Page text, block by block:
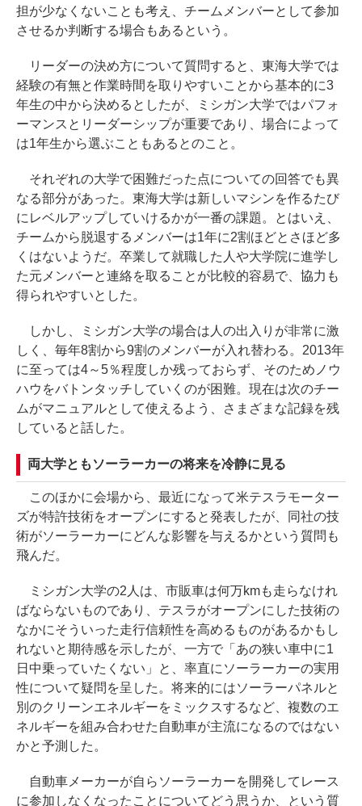
担が少なくないことも考え、チームメンバーとして参加
させるか判断する場合もあるという。
リーダーの決め方について質問すると、東海大学では
経験の有無と作業時間を取りやすいことから基本的に3
年生の中から決めるとしたが、ミシガン大学ではパフォ
ーマンスとリーダーシップが重要であり、場合によって
は1年生から選ぶこともあるとのこと。
それぞれの大学で困難だった点についての回答でも異
なる部分があった。東海大学は新しいマシンを作るたび
にレベルアップしていけるかが一番の課題。とはいえ、
チームから脱退するメンバーは1年に2割ほどとさほど多
くはないようだ。卒業して就職した人や大学院に進学し
た元メンバーと連絡を取ることが比較的容易で、協力も
得られやすいとした。
しかし、ミシガン大学の場合は人の出入りが非常に激
しく、毎年8割から9割のメンバーが入れ替わる。2013年
に至っては4～5％程度しか残っておらず、そのためノウ
ハウをバトンタッチしていくのが困難。現在は次のチー
ムがマニュアルとして使えるよう、さまざまな記録を残
していると話した。
両大学ともソーラーカーの将来を冷静に見る
このほかに会場から、最近になって米テスラモーター
ズが特許技術をオープンにすると発表したが、同社の技
術がソーラーカーにどんな影響を与えるかという質問も
飛んだ。
ミシガン大学の2人は、市販車は何万kmも走らなけれ
ばならないものであり、テスラがオープンにした技術の
なかにそういった走行信頼性を高めるものがあるかもし
れないと期待感を示したが、一方で「あの狭い車中に1
日中乗っていたくない」と、率直にソーラーカーの実用
性について疑問を呈した。将来的にはソーラーパネルと
別のクリーンエネルギーをミックスするなど、複数のエ
ネルギーを組み合わせた自動車が主流になるのではない
かと予測した。
自動車メーカーが自らソーラーカーを開発してレース
に参加しなくなったことについてどう思うか、という質